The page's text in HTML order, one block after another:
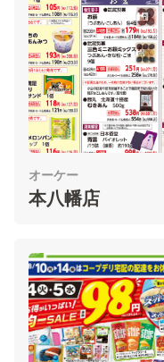
オーケー
本八幡店